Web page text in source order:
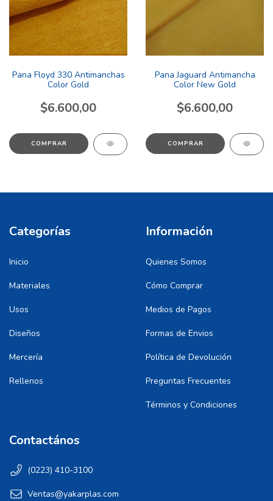
Pana Floyd 330 Antimanchas
Color Gold
$6.600,00
COMPRAR
Pana Jaguard Antimancha
Color New Gold
$6.600,00
COMPRAR
Categorías
Inicio
Materiales
Usos
Diseños
Mercería
Rellenos
Información
Quienes Somos
Cómo Comprar
Medios de Pagos
Formas de Envios
Política de Devolución
Preguntas Frecuentes
Términos y Condiciones
Contactános
(0223) 410-3100
Ventas@yakarplas.com